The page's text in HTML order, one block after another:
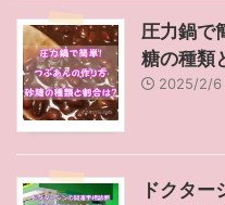
圧力鍋で
糖の種類
2025/2/6
ドクタ